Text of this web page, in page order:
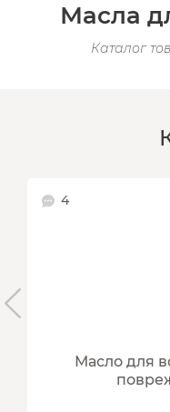
Масла
Каталог
4
Масло для